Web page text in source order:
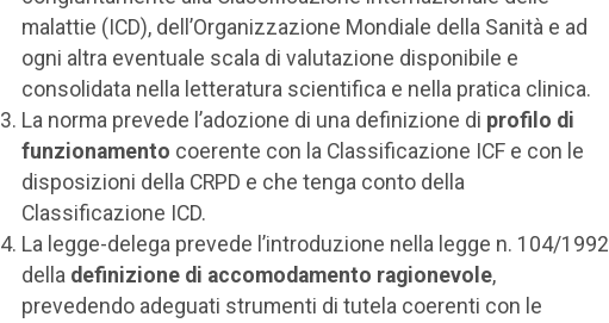
malattie (ICD), dell’Organizzazione Mondiale della Sanità e ad
ogni altra eventuale scala di valutazione disponibile e
consolidata nella letteratura scientifica e nella pratica clinica.
La norma prevede l’adozione di una definizione di profilo di
funzionamento coerente con la Classificazione ICF e con le
disposizioni della CRPD e che tenga conto della
Classificazione ICD.
La legge-delega prevede l’introduzione nella legge n. 104/1992
della definizione di accomodamento ragionevole,
prevedendo adeguati strumenti di tutela coerenti con le